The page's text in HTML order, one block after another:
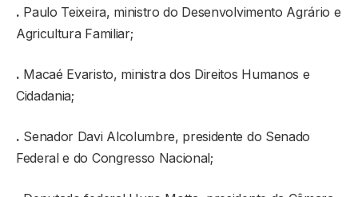
. Paulo Teixeira, ministro do Desenvolvimento Agrário e
Agricultura Familiar;
. Macaé Evaristo, ministra dos Direitos Humanos e
Cidadania;
. Senador Davi Alcolumbre, presidente do Senado
Federal e do Congresso Nacional;